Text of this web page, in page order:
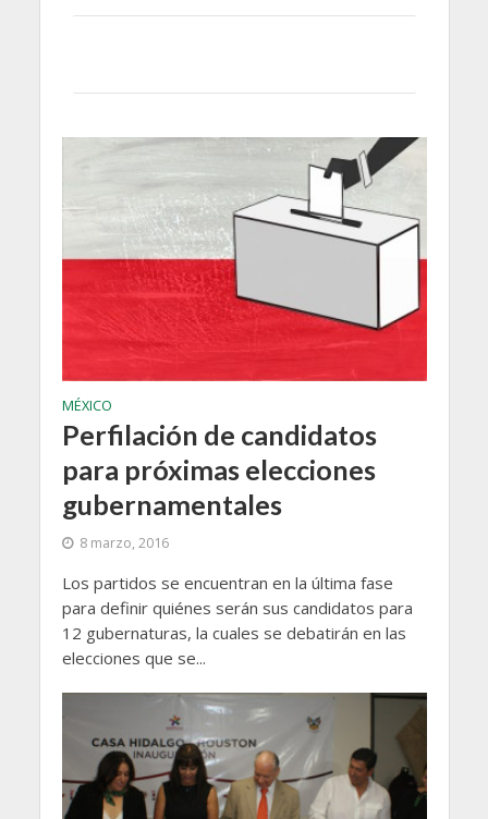
MÉXICO
Perfilación de candidatos
para próximas elecciones
gubernamentales
8 marzo, 2016
Los partidos se encuentran en la última fase
para definir quiénes serán sus candidatos para
12 gubernaturas, la cuales se debatirán en las
elecciones que se...